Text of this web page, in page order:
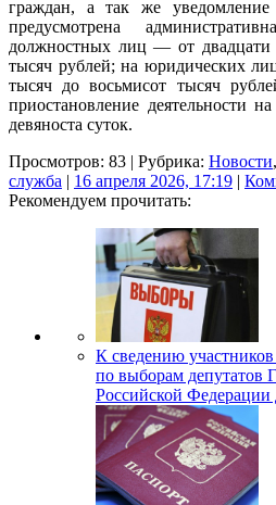
граждан, а так же уведомление
предусмотрена
должностных лиц — от двадцати
тысяч рублей; на юридических
тысяч до восьмисот тысяч
приостановление деятельности
девяноста суток.
Просмотров: 83 | Рубрика: Новости,
служба | 16 апреля 2026, 17:19 |
Рекомендуем прочитать:
К сведению участников
по выборам депутатов
Российской Федерации